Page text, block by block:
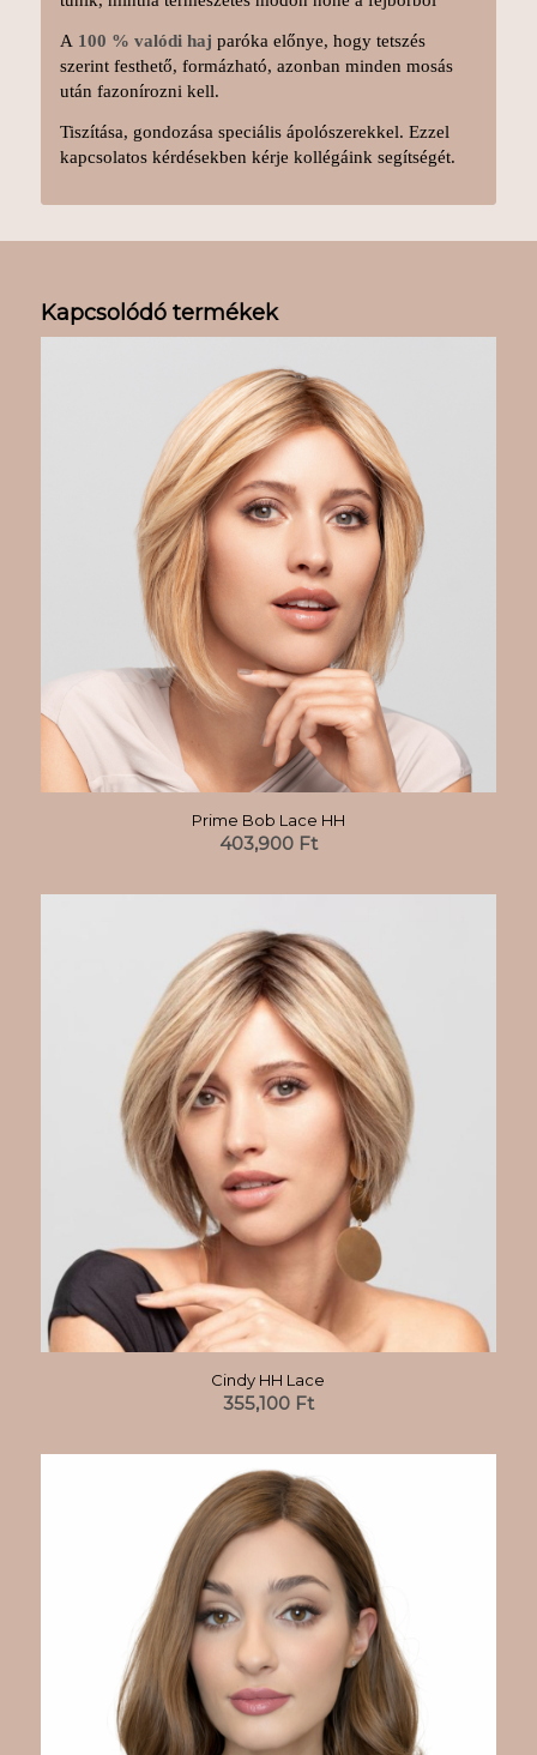
A 100 % valódi haj paróka előnye, hogy tetszés
szerint festhető, formázható, azonban minden mosás
után fazonírozni kell.
Tiszítása, gondozása speciális ápolószerekkel. Ezzel
kapcsolatos kérdésekben kérje kollégáink segítségét.
Kapcsolódó termékek
Prime Bob Lace HH
403,900 Ft
Cindy HH Lace
355,100 Ft